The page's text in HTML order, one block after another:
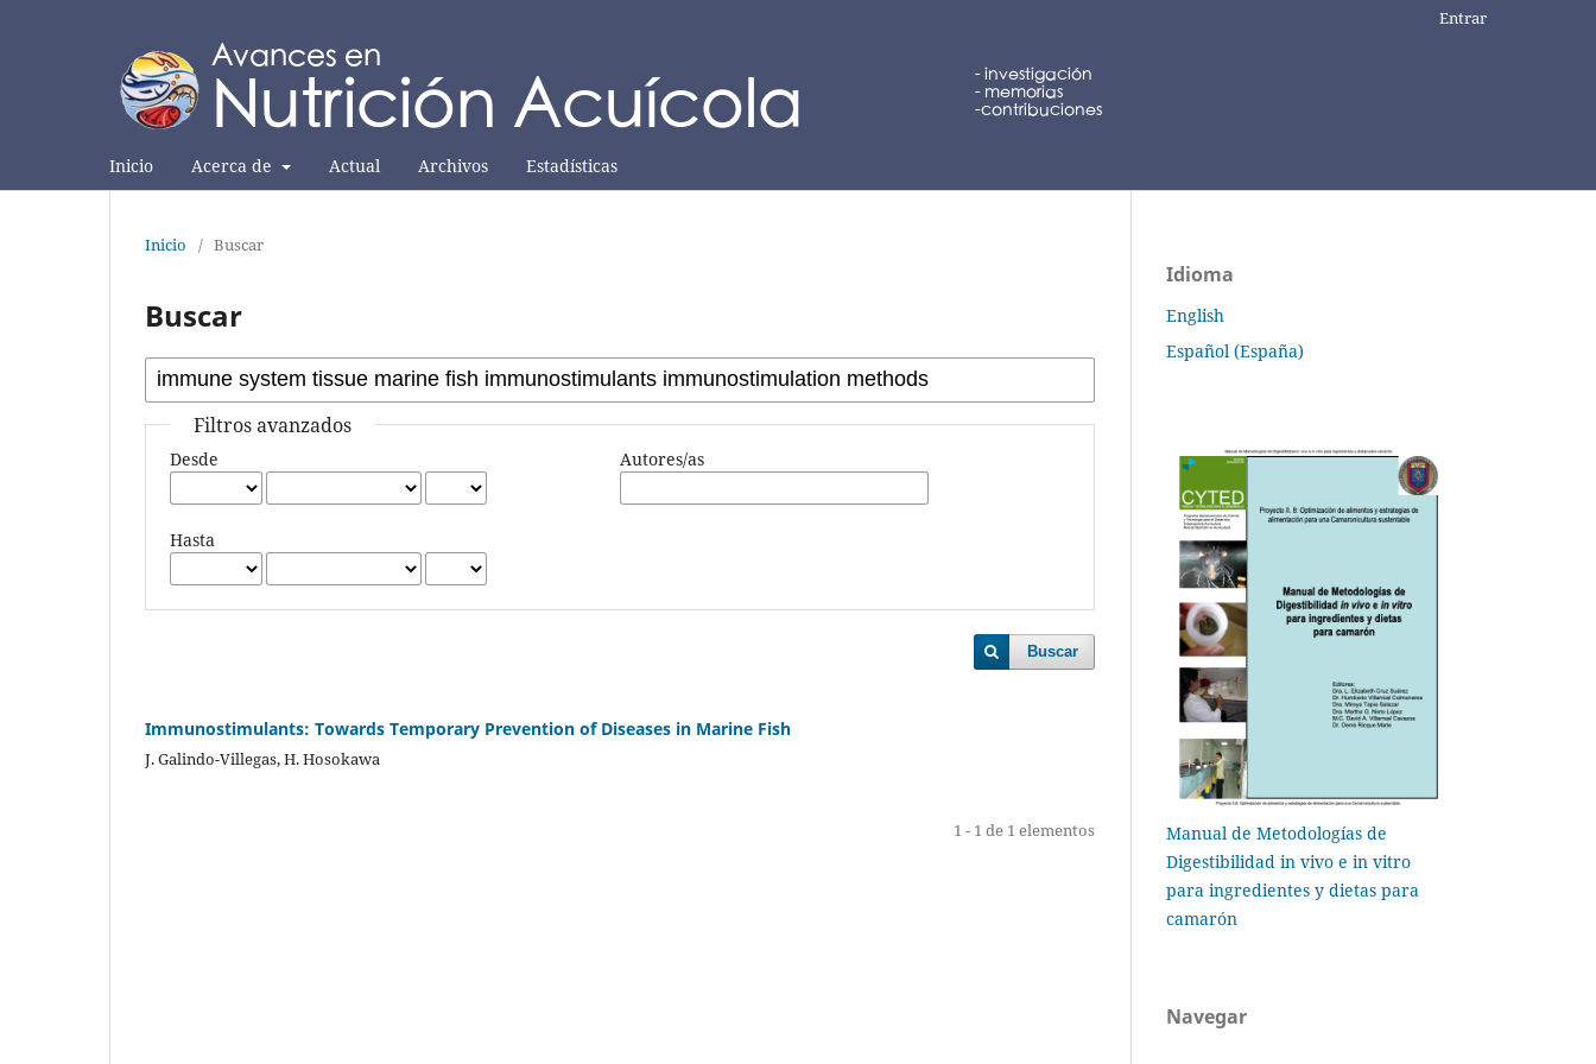
Inicio Acerca de Actual Archivos Estadísticas
Entrar
Inicio / Buscar
Buscar
Filtros avanzados
Desde
Hasta
Autores/as
Buscar
Immunostimulants: Towards Temporary Prevention of Diseases in Marine Fish
J. Galindo-Villegas, H. Hosokawa
1 - 1 de 1 elementos
Idioma
English
Español (España)
Manual de Metodologías de
Digestibilidad in vivo e in vitro
para ingredientes y dietas para
camarón
Navegar